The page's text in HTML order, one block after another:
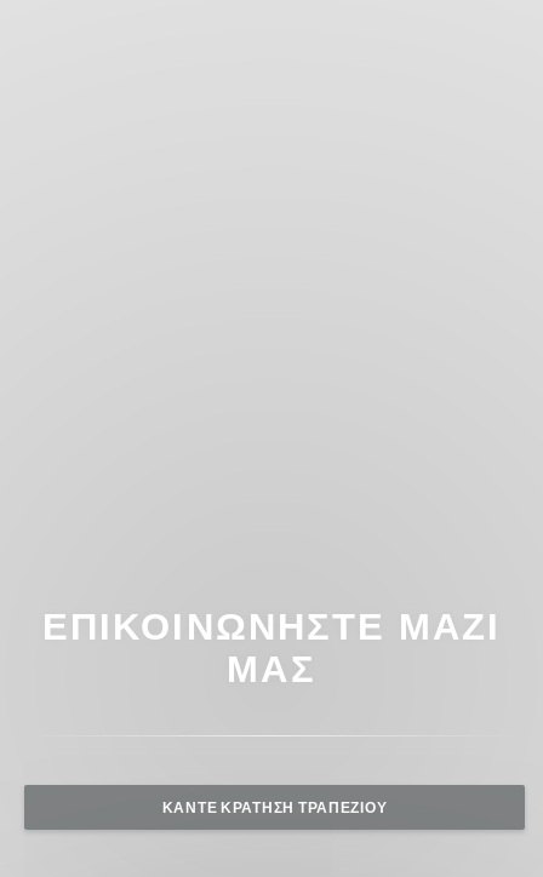
ΕΠΙΚΟΙΝΩΝΉΣΤΕ ΜΑΖΊ
ΜΑΣ
ΚΆΝΤΕ ΚΡΆΤΗΣΗ ΤΡΑΠΕΖΙΟΎ